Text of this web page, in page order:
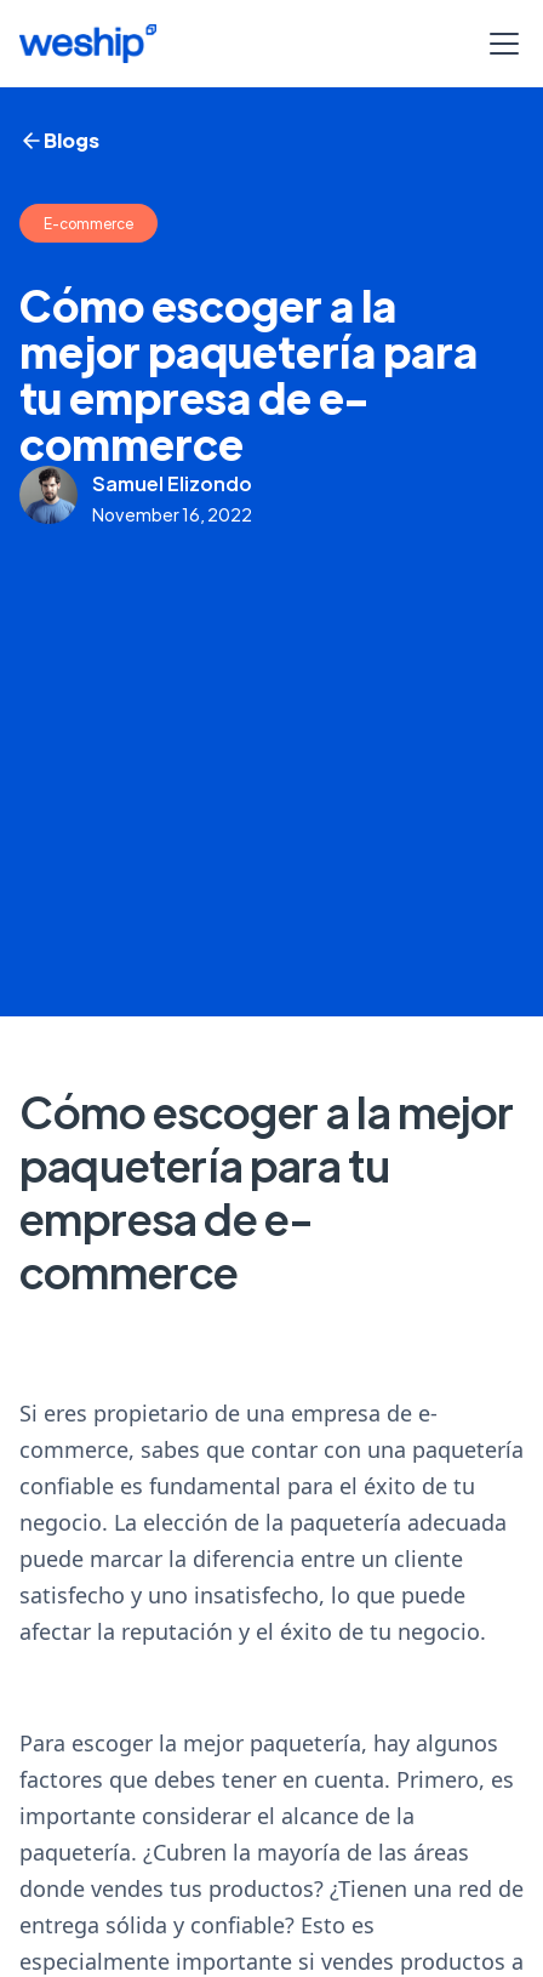
Blogs
E-commerce
Cómo escoger a la
mejor paquetería para
tu empresa de e-
commerce
Samuel Elizondo
November 16, 2022
Cómo escoger a la mejor
paquetería para tu
empresa de e-
commerce
Si eres propietario de una empresa de e-
commerce, sabes que contar con una paquetería
confiable es fundamental para el éxito de tu
negocio. La elección de la paquetería adecuada
puede marcar la diferencia entre un cliente
satisfecho y uno insatisfecho, lo que puede
afectar la reputación y el éxito de tu negocio.
Para escoger la mejor paquetería, hay algunos
factores que debes tener en cuenta. Primero, es
importante considerar el alcance de la
paquetería. ¿Cubren la mayoría de las áreas
donde vendes tus productos? ¿Tienen una red de
entrega sólida y confiable? Esto es
especialmente importante si vendes productos a